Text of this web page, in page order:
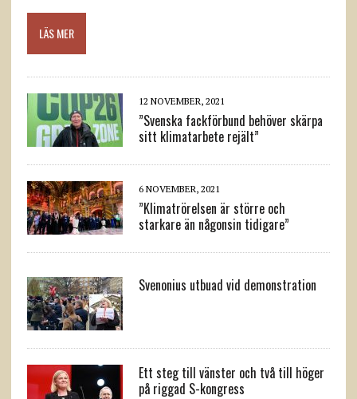
LÄS MER
12 NOVEMBER, 2021
”Svenska fackförbund behöver skärpa
sitt klimatarbete rejält”
6 NOVEMBER, 2021
”Klimatrörelsen är större och
starkare än någonsin tidigare”
Svenonius utbuad vid demonstration
Ett steg till vänster och två till höger
på riggad S-kongress